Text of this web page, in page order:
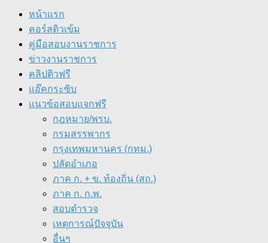
หน้าแรก
คอร์สติวเข้ม
คู่มือสอบงานราชการ
ข่าวงานราชการ
คลิปติวฟรี
แอ๊คกระซิบ
แนวข้อสอบแจกฟรี
กฎหมาย/พรบ.
กรมสรรพากร
กรุงเทพมหานคร (กทม.)
ปลัดอำเภอ
ภาค ก. + ข. ท้องถิ่น (สถ.)
ภาค ก. ก.พ.
สอบตำรวจ
เหตุการณ์ปัจจุบัน
อื่นๆ